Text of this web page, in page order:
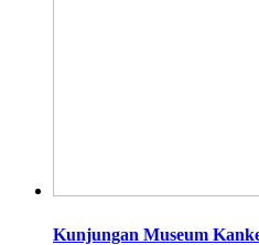
Kunjungan Museum